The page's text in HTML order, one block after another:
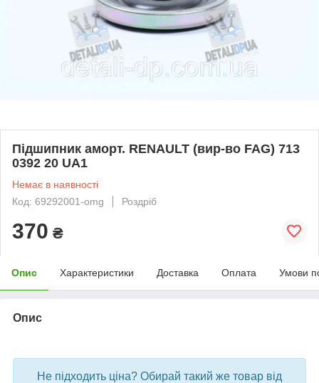
Підшипник аморт. RENAULT (вир-во FAG) 713
0392 20 UA1
Немає в наявності
Код: 69292001-omg
Роздріб
370 ₴
Опис Характеристики Доставка Оплата Умови
Опис
Не підходить ціна? Обирай такий же товар від